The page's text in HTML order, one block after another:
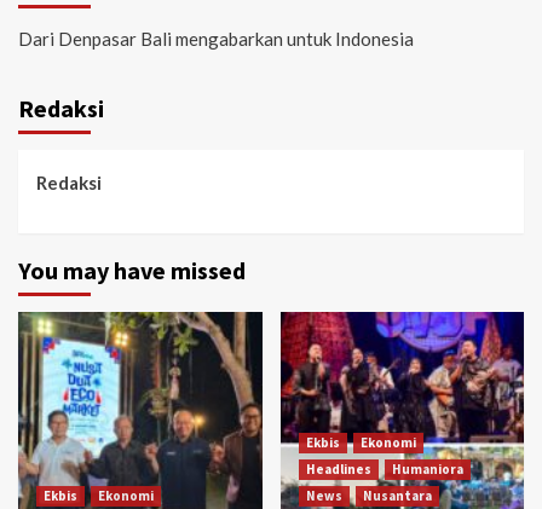
Dari Denpasar Bali mengabarkan untuk Indonesia
Redaksi
Redaksi
You may have missed
Ekbis
Ekonomi
Ekbis
Ekonomi
Headlines
Humaniora
News
Nusantara